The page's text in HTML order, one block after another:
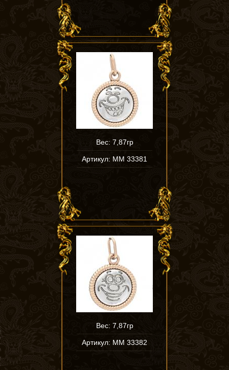
Вес: 7,87гр
Артикул: ММ 33381
Вес: 7,87гр
Артикул: ММ 33382